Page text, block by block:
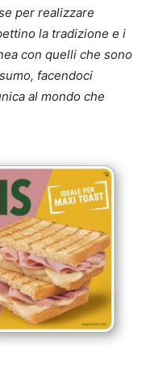
per realizzare
la tradizione e i
con quelli che sono
facendoci
al mondo che